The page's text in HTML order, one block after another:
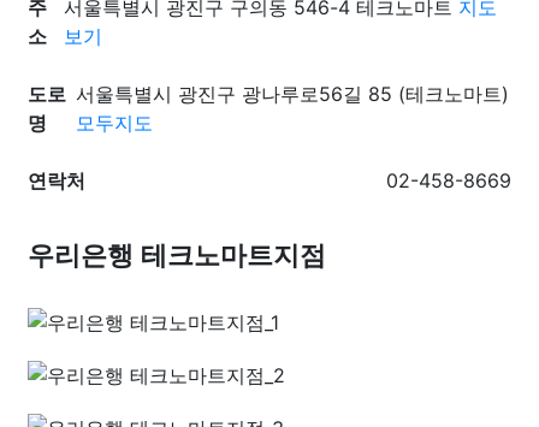
주
소
서울특별시 광진구 구의동 546-4 테크노마트 지도
보기
도로
명
서울특별시 광진구 광나루로56길 85 (테크노마트)
모두지도
연락처 02-458-8669
우리은행 테크노마트지점